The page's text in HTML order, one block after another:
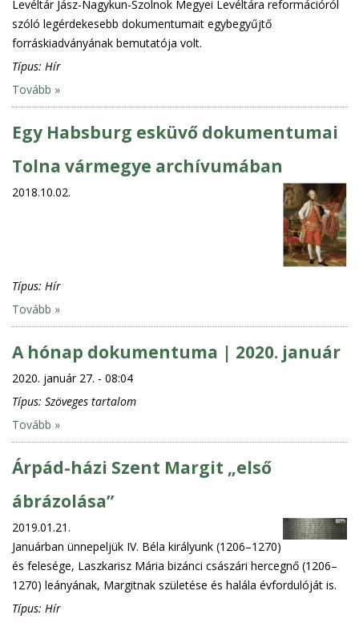
Levéltár Jász-Nagykun-Szolnok Megyei Levéltára reformációról
szóló legérdekesebb dokumentumait egybegyűjtő
forráskiadványának bemutatója volt.
Típus: Hír
Tovább »
Egy Habsburg esküvő dokumentumai
Tolna vármegye archívumában
2018.10.02.
Típus: Hír
Tovább »
A hónap dokumentuma | 2020. január
2020. január 27. - 08:04
Típus: Szöveges tartalom
Tovább »
Árpád-házi Szent Margit „első
ábrázolása”
2019.01.21.
Januárban ünnepeljük IV. Béla királyunk (1206–1270)
és felesége, Laszkarisz Mária bizánci császári hercegnő (1206–
1270) leányának, Margitnak születése és halála évfordulóját is.
Típus: Hír